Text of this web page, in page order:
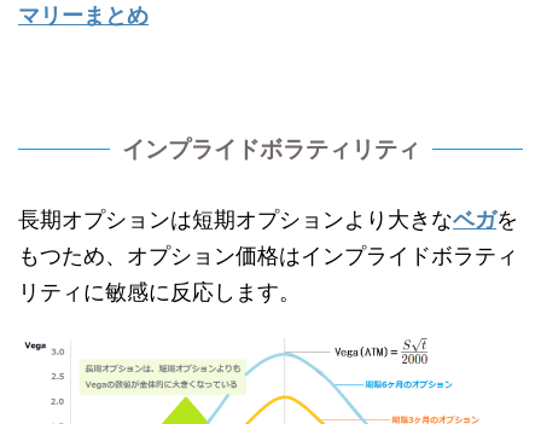
マリーまとめ
インプライドボラティリティ
長期オプションは短期オプションより大きなベガを
もつため、オプション価格はインプライドボラティ
リティに敏感に反応します。